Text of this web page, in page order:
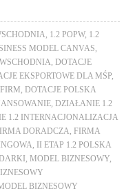
1.2 POPW, 1.2
MODEL CANVAS
,DOTACJE
EKSPORTOWE DLA MŚP
,DOTACJE POLSKA
,DZIAŁANIE 1.2
1.2 INTERNACJONALIZACJA
DORADCZA ,FIRMA
II ETAP 1.2 POLSKA
,MODEL BIZNESOWY
BIZNESOWY